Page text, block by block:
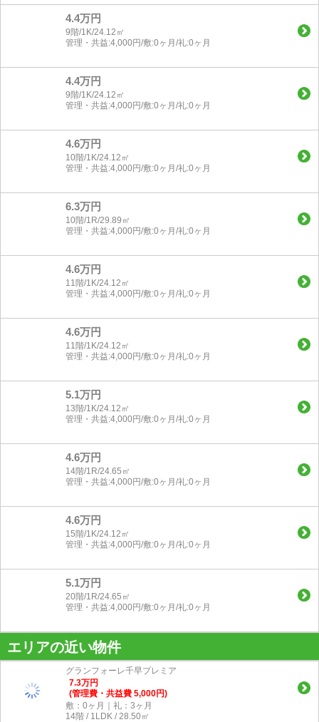
4.4万円
9階/1K/24.12㎡
管理・共益:4,000円/敷:0ヶ月/礼:0ヶ月
4.4万円
9階/1K/24.12㎡
管理・共益:4,000円/敷:0ヶ月/礼:0ヶ月
4.6万円
10階/1K/24.12㎡
管理・共益:4,000円/敷:0ヶ月/礼:0ヶ月
6.3万円
10階/1R/29.89㎡
管理・共益:4,000円/敷:0ヶ月/礼:0ヶ月
4.6万円
11階/1K/24.12㎡
管理・共益:4,000円/敷:0ヶ月/礼:0ヶ月
4.6万円
11階/1K/24.12㎡
管理・共益:4,000円/敷:0ヶ月/礼:0ヶ月
5.1万円
13階/1K/24.12㎡
管理・共益:4,000円/敷:0ヶ月/礼:0ヶ月
4.6万円
14階/1R/24.65㎡
管理・共益:4,000円/敷:0ヶ月/礼:0ヶ月
4.6万円
15階/1K/24.12㎡
管理・共益:4,000円/敷:0ヶ月/礼:0ヶ月
5.1万円
20階/1R/24.65㎡
管理・共益:4,000円/敷:0ヶ月/礼:0ヶ月
エリアの近い物件
グランフォーレ千早プレミア
7.3万円
(管理費・共益費 5,000円)
敷：0ヶ月｜礼：3ヶ月
14階 / 1LDK / 28.50㎡